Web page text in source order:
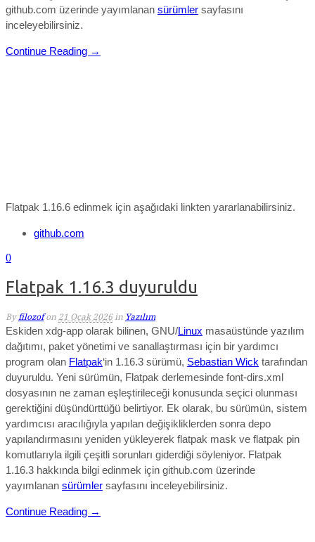
github.com üzerinde yayımlanan sürümler sayfasını
inceleyebilirsiniz.
Continue Reading →
Flatpak 1.16.6 edinmek için aşağıdaki linkten yararlanabilirsiniz.
github.com
0
Flatpak 1.16.3 duyuruldu
By filozof on 21 Ocak 2026 in Yazılım
Eskiden xdg-app olarak bilinen, GNU/Linux masaüstünde yazılım
dağıtımı, paket yönetimi ve sanallaştırması için bir yardımcı
program olan Flatpak‘in 1.16.3 sürümü, Sebastian Wick tarafından
duyuruldu. Yeni sürümün, Flatpak derlemesinde font-dirs.xml
dosyasının ne zaman eşleştirileceği konusunda seçici olunması
gerektiğini düşündürttüğü belirtiyor. Ek olarak, bu sürümün, sistem
yardımcısı aracılığıyla yapılan değişikliklerden sonra depo
yapılandırmasını yeniden yükleyerek flatpak mask ve flatpak pin
komutlarıyla ilgili çeşitli sorunları giderdiği söyleniyor. Flatpak
1.16.3 hakkında bilgi edinmek için github.com üzerinde
yayımlanan sürümler sayfasını inceleyebilirsiniz.
Continue Reading →